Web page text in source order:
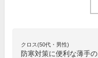
クロス(50代・男性)
防寒対策に便利な薄手